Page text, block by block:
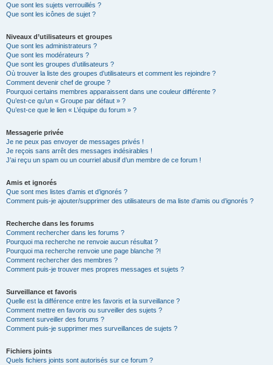
Que sont les sujets verrouillés ?
Que sont les icônes de sujet ?
Niveaux d’utilisateurs et groupes
Que sont les administrateurs ?
Que sont les modérateurs ?
Que sont les groupes d’utilisateurs ?
Où trouver la liste des groupes d’utilisateurs et comment les rejoindre ?
Comment devenir chef de groupe ?
Pourquoi certains membres apparaissent dans une couleur différente ?
Qu’est-ce qu’un « Groupe par défaut » ?
Qu’est-ce que le lien « L’équipe du forum » ?
Messagerie privée
Je ne peux pas envoyer de messages privés !
Je reçois sans arrêt des messages indésirables !
J’ai reçu un spam ou un courriel abusif d’un membre de ce forum !
Amis et ignorés
Que sont mes listes d’amis et d’ignorés ?
Comment puis-je ajouter/supprimer des utilisateurs de ma liste d’amis ou d’ignorés ?
Recherche dans les forums
Comment rechercher dans les forums ?
Pourquoi ma recherche ne renvoie aucun résultat ?
Pourquoi ma recherche renvoie une page blanche ?!
Comment rechercher des membres ?
Comment puis-je trouver mes propres messages et sujets ?
Surveillance et favoris
Quelle est la différence entre les favoris et la surveillance ?
Comment mettre en favoris ou surveiller des sujets ?
Comment surveiller des forums ?
Comment puis-je supprimer mes surveillances de sujets ?
Fichiers joints
Quels fichiers joints sont autorisés sur ce forum ?